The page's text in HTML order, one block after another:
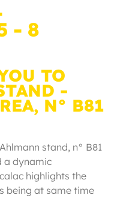
- 8
TO
-
N° B81
stand, n° B81
a dynamic
highlights the
being at same time